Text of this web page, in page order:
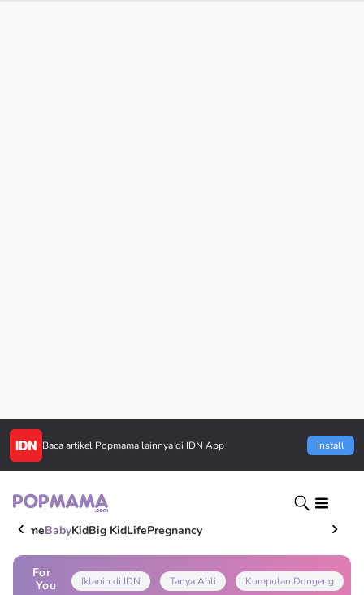
Baca artikel Popmama lainnya di IDN App Install
HomeBabyKidBig KidLifePregnancy
For
You
Iklanin di IDN Tanya Ahli Kumpulan Dongeng